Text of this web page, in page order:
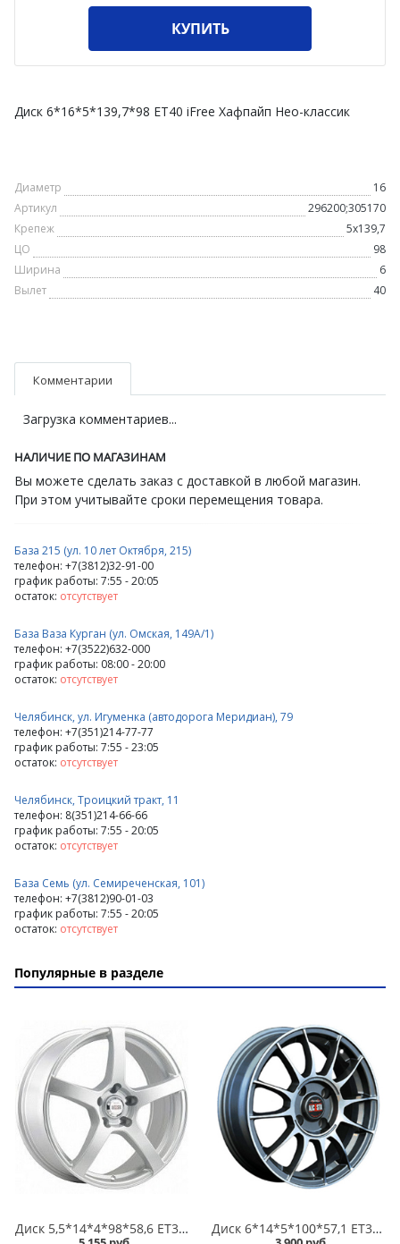
КУПИТЬ
Диск 6*16*5*139,7*98 ET40 iFree Хафпайп Нео-классик
Диаметр
16
Артикул
296200;305170
Крепеж
5х139,7
ЦО
98
Ширина
6
Вылет
40
Комментарии
Загрузка комментариев...
НАЛИЧИЕ ПО МАГАЗИНАМ
Вы можете сделать заказ с доставкой в любой магазин.
При этом учитывайте сроки перемещения товара.
База 215 (ул. 10 лет Октября, 215)
телефон: +7(3812)32-91-00
график работы: 7:55 - 20:05
остаток: отсутствует
База Ваза Курган (ул. Омская, 149А/1)
телефон: +7(3522)632-000
график работы: 08:00 - 20:00
остаток: отсутствует
Челябинск, ул. Игуменка (автодорога Меридиан), 79
телефон: +7(351)214-77-77
график работы: 7:55 - 23:05
остаток: отсутствует
Челябинск, Троицкий тракт, 11
телефон: 8(351)214-66-66
график работы: 7:55 - 20:05
остаток: отсутствует
База Семь (ул. Семиреченская, 101)
телефон: +7(3812)90-01-03
график работы: 7:55 - 20:05
остаток: отсутствует
Популярные в разделе
Диск 5,5*14*4*98*58,6 ET35 Alcasta M32 S /серебристый/ в Кургане Диск 6*14*5*100*57,1 ET38 Alcasta M01 GMF в Кургане